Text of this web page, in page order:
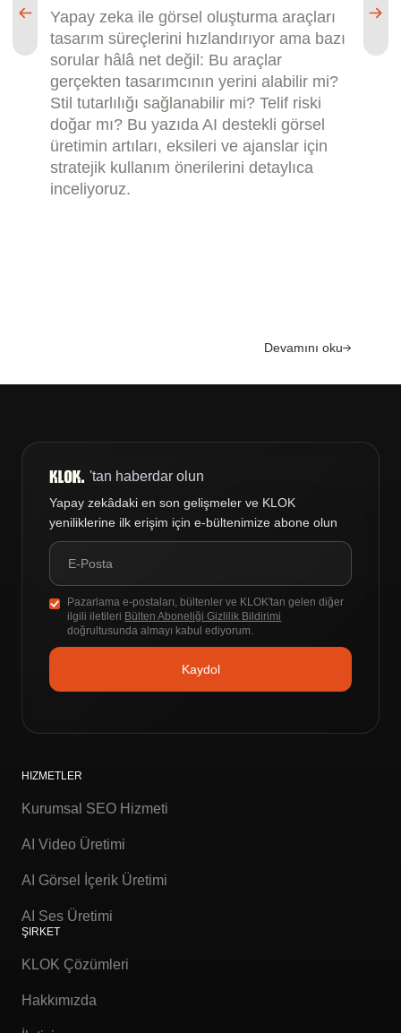
Yapay zeka ile görsel oluşturma araçları
tasarım süreçlerini hızlandırıyor ama bazı
sorular hâlâ net değil: Bu araçlar
gerçekten tasarımcının yerini alabilir mi?
Stil tutarlılığı sağlanabilir mi? Telif riski
doğar mı? Bu yazıda AI destekli görsel
üretimin artıları, eksileri ve ajanslar için
stratejik kullanım önerilerini detaylıca
inceliyoruz.
Devamını oku
'tan haberdar olun
Yapay zekâdaki en son gelişmeler ve KLOK
yeniliklerine ilk erişim için e-bültenimize abone olun
Pazarlama e-postaları, bültenler ve KLOK'tan gelen diğer
ilgili iletileri Bülten Aboneliği Gizlilik Bildirimi
doğrultusunda almayı kabul ediyorum.
HIZMETLER
Kurumsal SEO Hizmeti
AI Video Üretimi
AI Görsel İçerik Üretimi
AI Ses Üretimi
ŞIRKET
KLOK Çözümleri
Hakkımızda